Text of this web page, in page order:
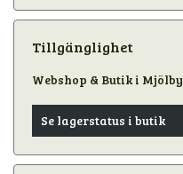
Tillgänglighet
Webshop & Butik i Mjölby
Se lagerstatus i butik